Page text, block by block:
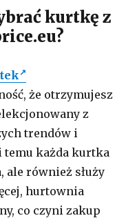
kurtkę z
że otrzymujesz
z
trendów i
temu każda kurtka
również służy
hurtownia
co czyni zakup